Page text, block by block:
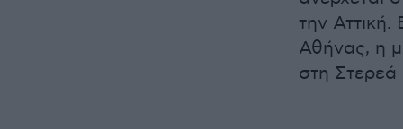
την
Αθήνας, η
στη